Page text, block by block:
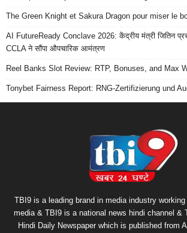
The Green Knight et Sakura Dragon pour miser le
AI FutureReady Conclave 2026: केंद्रीय मंत्री जितिन
CCLA ने सौंपा औपचारिक आमंत्रण
Reel Banks Slot Review: RTP, Bonuses, and Max
Tonybet Fairness Report: RNG-Zertifizierung und
TBI9 is a leading brand in media industry
media & TBI9 is a national news hindi channel &
Hindi Daily Newspaper which is published from